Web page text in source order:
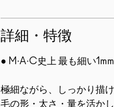
詳細・特徴
● M·A·C史上 最も細い
極細ながら、しっかり描
毛の形・太さ・量を活か